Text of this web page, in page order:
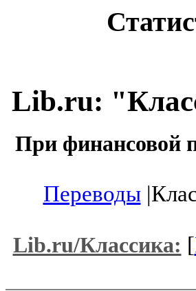
Lib.ru:
При финансовой
Переводы
Lib.ru/Классика: [